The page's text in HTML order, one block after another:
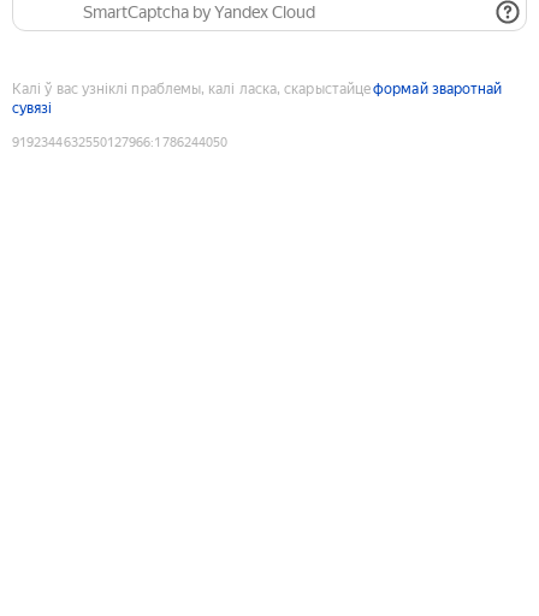
SmartCaptcha by Yandex Cloud
Калі ў вас узніклі праблемы, калі ласка, скарыстайцеформай зваротнай
сувязі
9192344632550127966:1786244050